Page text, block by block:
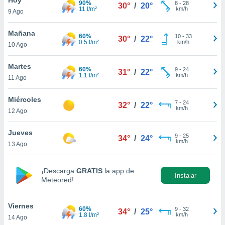
en
más
nuestra
de
aceptar
de
9 Ago
90%
11 l/m²
30° / 20° 8- 28
km/h
Mañana
10 Ago
60%
0.5 l/m²
30° / 22° 10- 33
km/h
Martes
11 Ago
60%
1.1 l/m²
31° / 22° 9- 24
km/h
Miércoles
12 Ago
32° / 22° 7- 24
km/h
Jueves
13 Ago
34° / 24° 9- 25
km/h
¡Descarga GRATIS la app de
Meteored!
Instalar
Viernes
14 Ago
60%
1.8 l/m²
34° / 25° 9- 32
km/h